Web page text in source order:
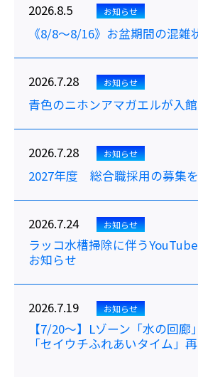
2026.8.5 お知らせ
《8/8～8/16》お盆期間の混雑
2026.7.28 お知らせ
青色のニホンアマガエルが入館
2026.7.28 お知らせ
2027年度 総合職採用の募集
2026.7.24 お知らせ
ラッコ水槽掃除に伴う
お知らせ
2026.7.19 お知らせ
【7/20～】Lゾーン「水の回廊
「セイウチふれあいタイム」